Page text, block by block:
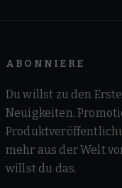
ABONNIERE
Du willst zu den
Neuigkeiten,
mehr aus der Welt
willst du das.